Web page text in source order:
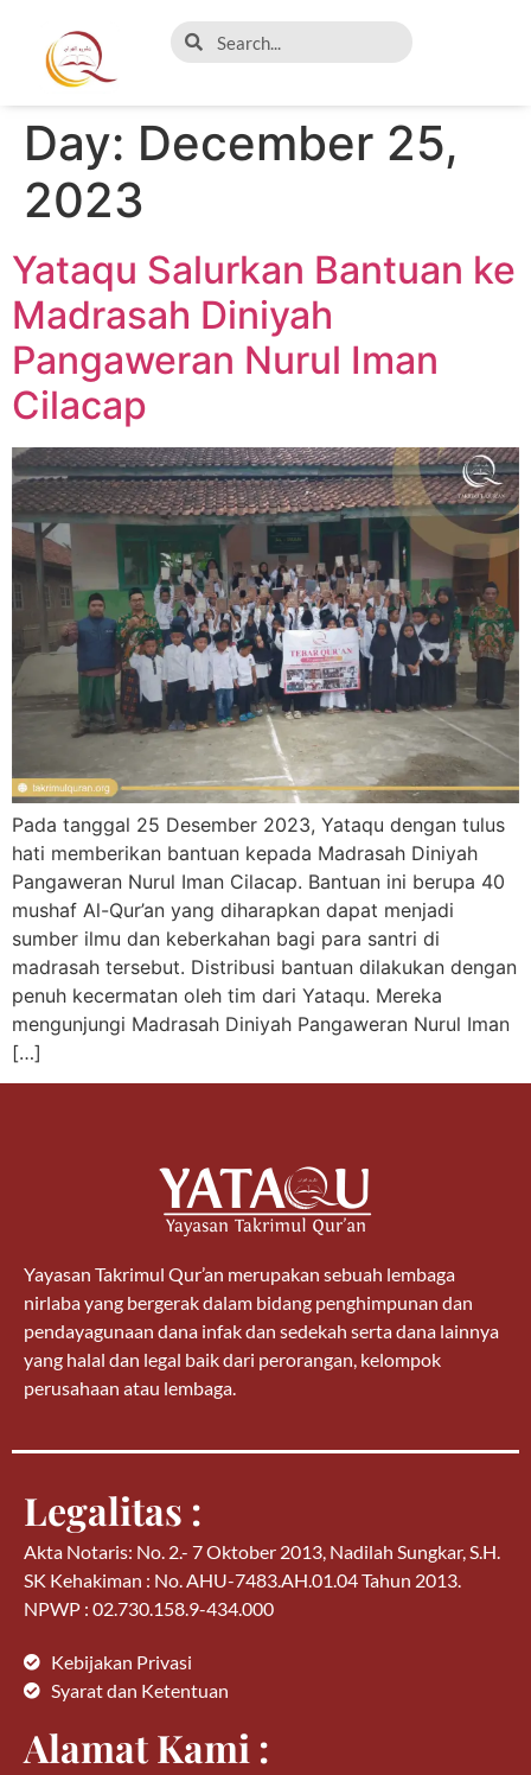
Day: December 25,
2023
Yataqu Salurkan Bantuan ke
Madrasah Diniyah
Pangaweran Nurul Iman
Cilacap
Pada tanggal 25 Desember 2023, Yataqu dengan tulus
hati memberikan bantuan kepada Madrasah Diniyah
Pangaweran Nurul Iman Cilacap. Bantuan ini berupa 40
mushaf Al-Qur’an yang diharapkan dapat menjadi
sumber ilmu dan keberkahan bagi para santri di
madrasah tersebut. Distribusi bantuan dilakukan dengan
penuh kecermatan oleh tim dari Yataqu. Mereka
mengunjungi Madrasah Diniyah Pangaweran Nurul Iman
[…]
Yayasan Takrimul Qur’an merupakan sebuah lembaga
nirlaba yang bergerak dalam bidang penghimpunan dan
pendayagunaan dana infak dan sedekah serta dana lainnya
yang halal dan legal baik dari perorangan, kelompok
perusahaan atau lembaga.
Legalitas :
Akta Notaris: No. 2.- 7 Oktober 2013, Nadilah Sungkar, S.H.
SK Kehakiman : No. AHU-7483.AH.01.04 Tahun 2013.
NPWP : 02.730.158.9-434.000
Kebijakan Privasi
Syarat dan Ketentuan
Alamat Kami :